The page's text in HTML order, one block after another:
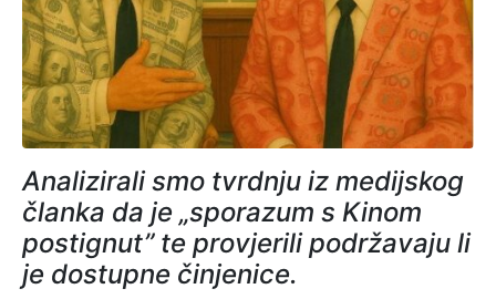
Analizirali smo tvrdnju iz medijskog
članka da je „sporazum s Kinom
postignut” te provjerili podržavaju li
je dostupne činjenice.